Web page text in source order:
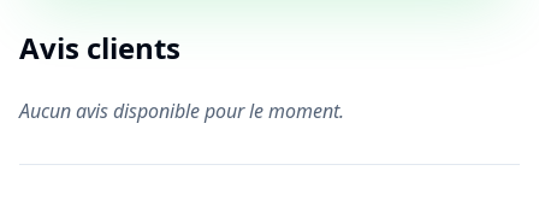
Avis clients
Aucun avis disponible pour le moment.